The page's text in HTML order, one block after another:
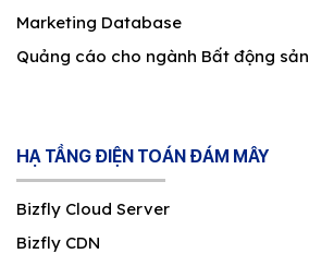
Marketing Database
Quảng cáo cho ngành Bất động sản
HẠ TẦNG ĐIỆN TOÁN ĐÁM MÂY
Bizfly Cloud Server
Bizfly CDN